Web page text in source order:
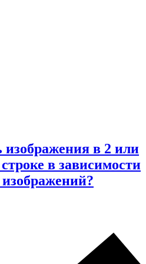
в 2 или
в зависимости